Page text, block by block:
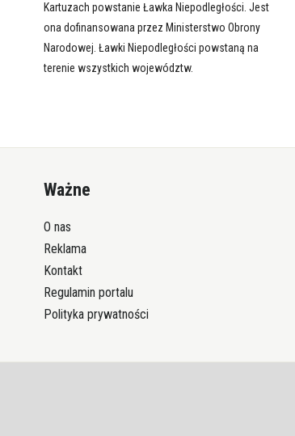
Kartuzach powstanie Ławka Niepodległości. Jest
ona dofinansowana przez Ministerstwo Obrony
Narodowej. Ławki Niepodległości powstaną na
terenie wszystkich województw.
Ważne
O nas
Reklama
Kontakt
Regulamin portalu
Polityka prywatności